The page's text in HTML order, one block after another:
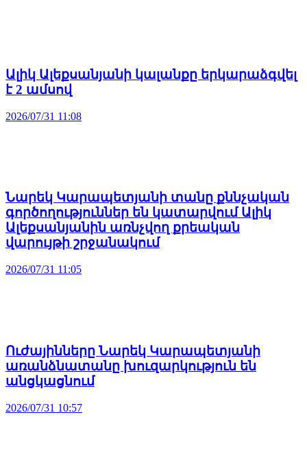
Ալիկ Ալեքսանյանի կալանքը երկարաձգվել
է 2 ամսով
2026/07/31 11:08
Նարեկ Կարապետյանի տանը քննչական
գործողություններ են կատարվում Ալիկ
Ալեքսանյանին առնչվող քրեական
վարույթի շրջանակում
2026/07/31 11:05
Ուժայինները Նարեկ Կարապետյանի
առանձնատանը խուզարկություն են
անցկացնում
2026/07/31 10:57